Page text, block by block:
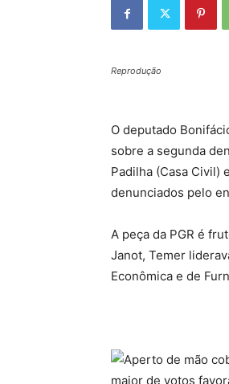
Reprodução
O deputado
sobre a segunda
Padilha (Casa Civil)
denunciados pelo
A peça da PGR é
Janot, Temer
Econômica e de